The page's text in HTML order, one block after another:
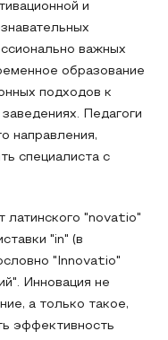
и
важных
образование
подходов к
Педагоги
направления,
специалиста с
латинского "novatio"
"in" (в
"Innovatio"
Инновация не
а только такое,
эффективность